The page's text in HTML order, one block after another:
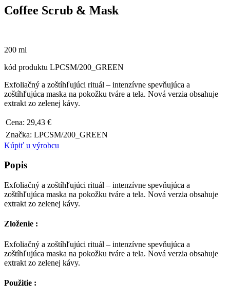
Coffee Scrub & Mask
200 ml
kód produktu LPCSM/200_GREEN
Exfoliačný a zoštíhľujúci rituál – intenzívne spevňujúca a
zoštíhľujúca maska na pokožku tváre a tela. Nová verzia obsahuje
extrakt zo zelenej kávy.
Cena: 29,43 €
Značka: LPCSM/200_GREEN
Kúpiť u výrobcu
Popis
Exfoliačný a zoštíhľujúci rituál – intenzívne spevňujúca a
zoštíhľujúca maska na pokožku tváre a tela. Nová verzia obsahuje
extrakt zo zelenej kávy.
Zloženie :
Exfoliačný a zoštíhľujúci rituál – intenzívne spevňujúca a
zoštíhľujúca maska na pokožku tváre a tela. Nová verzia obsahuje
extrakt zo zelenej kávy.
Použitie :